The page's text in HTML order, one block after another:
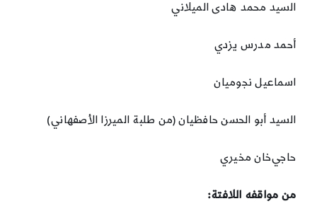
السيد محمد هادی الميلاني
أحمد مدرس يزدي
اسماعيل نجوميان
السيد أبو الحسن حافظيان (من طلبة الميرزا الأصفهاني)
حاجي‌خان مخيري
من مواقفه اللافتة: